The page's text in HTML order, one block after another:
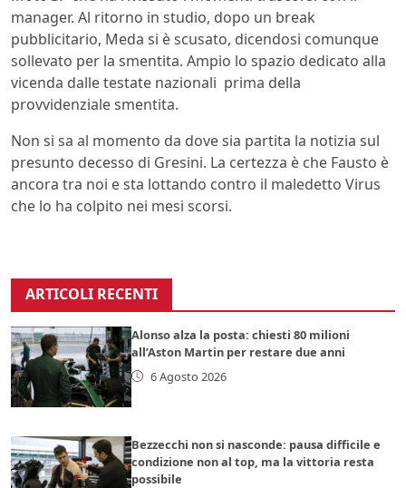
manager. Al ritorno in studio, dopo un break
pubblicitario, Meda si è scusato, dicendosi comunque
sollevato per la smentita. Ampio lo spazio dedicato alla
vicenda dalle testate nazionali prima della
provvidenziale smentita.
Non si sa al momento da dove sia partita la notizia sul
presunto decesso di Gresini. La certezza è che Fausto è
ancora tra noi e sta lottando contro il maledetto Virus
che lo ha colpito nei mesi scorsi.
ARTICOLI RECENTI
Alonso alza la posta: chiesti 80 milioni
all’Aston Martin per restare due anni
6 Agosto 2026
Bezzecchi non si nasconde: pausa difficile e
condizione non al top, ma la vittoria resta
possibile